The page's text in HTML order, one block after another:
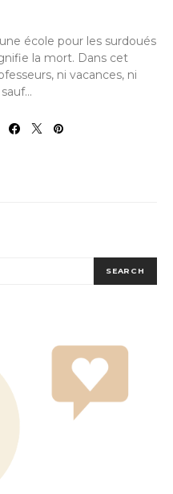
école pour les surdoués
la mort. Dans cet
ni vacances, ni
SEARCH